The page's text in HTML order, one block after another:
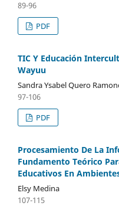
89-96
PDF
TIC Y Educación
Wayuu
Sandra Ysabel Quero
97-106
PDF
Procesamiento De La
Fundamento Teórico
Educativos En
Elsy Medina
107-115